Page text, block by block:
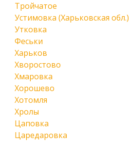
Тройчатое
Устимовка (Харьковская обл.)
Утковка
Феськи
Харьков
Хворостово
Хмаровка
Хорошево
Хотомля
Хролы
Цаповка
Царедаровка